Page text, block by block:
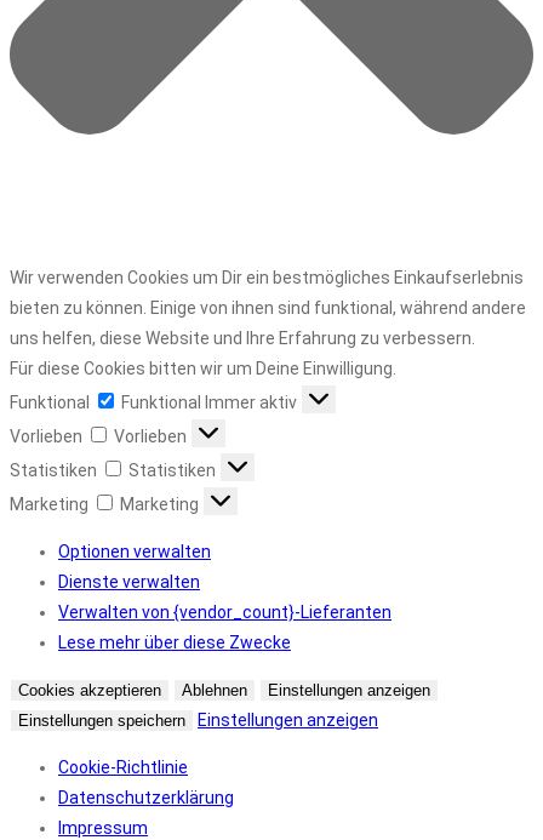
Wir verwenden Cookies um Dir ein bestmögliches Einkaufserlebnis
bieten zu können. Einige von ihnen sind funktional, während andere
uns helfen, diese Website und Ihre Erfahrung zu verbessern.
Für diese Cookies bitten wir um Deine Einwilligung.
Funktional
Funktional Immer aktiv
Vorlieben
Vorlieben
Statistiken
Statistiken
Marketing
Marketing
Optionen verwalten
Dienste verwalten
Verwalten von {vendor_count}-Lieferanten
Lese mehr über diese Zwecke
Cookies akzeptieren Ablehnen
Einstellungen anzeigen
Einstellungen speichern
Einstellungen anzeigen
Cookie-Richtlinie
Datenschutzerklärung
Impressum